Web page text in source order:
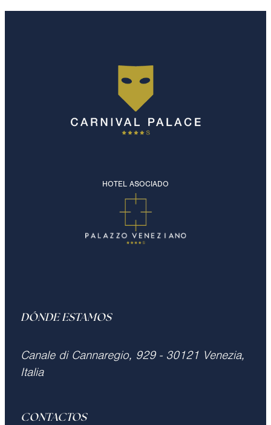
HOTEL ASOCIADO
DÓNDE ESTAMOS
Canale di Cannaregio, 929 - 30121 Venezia,
Italia
CONTACTOS